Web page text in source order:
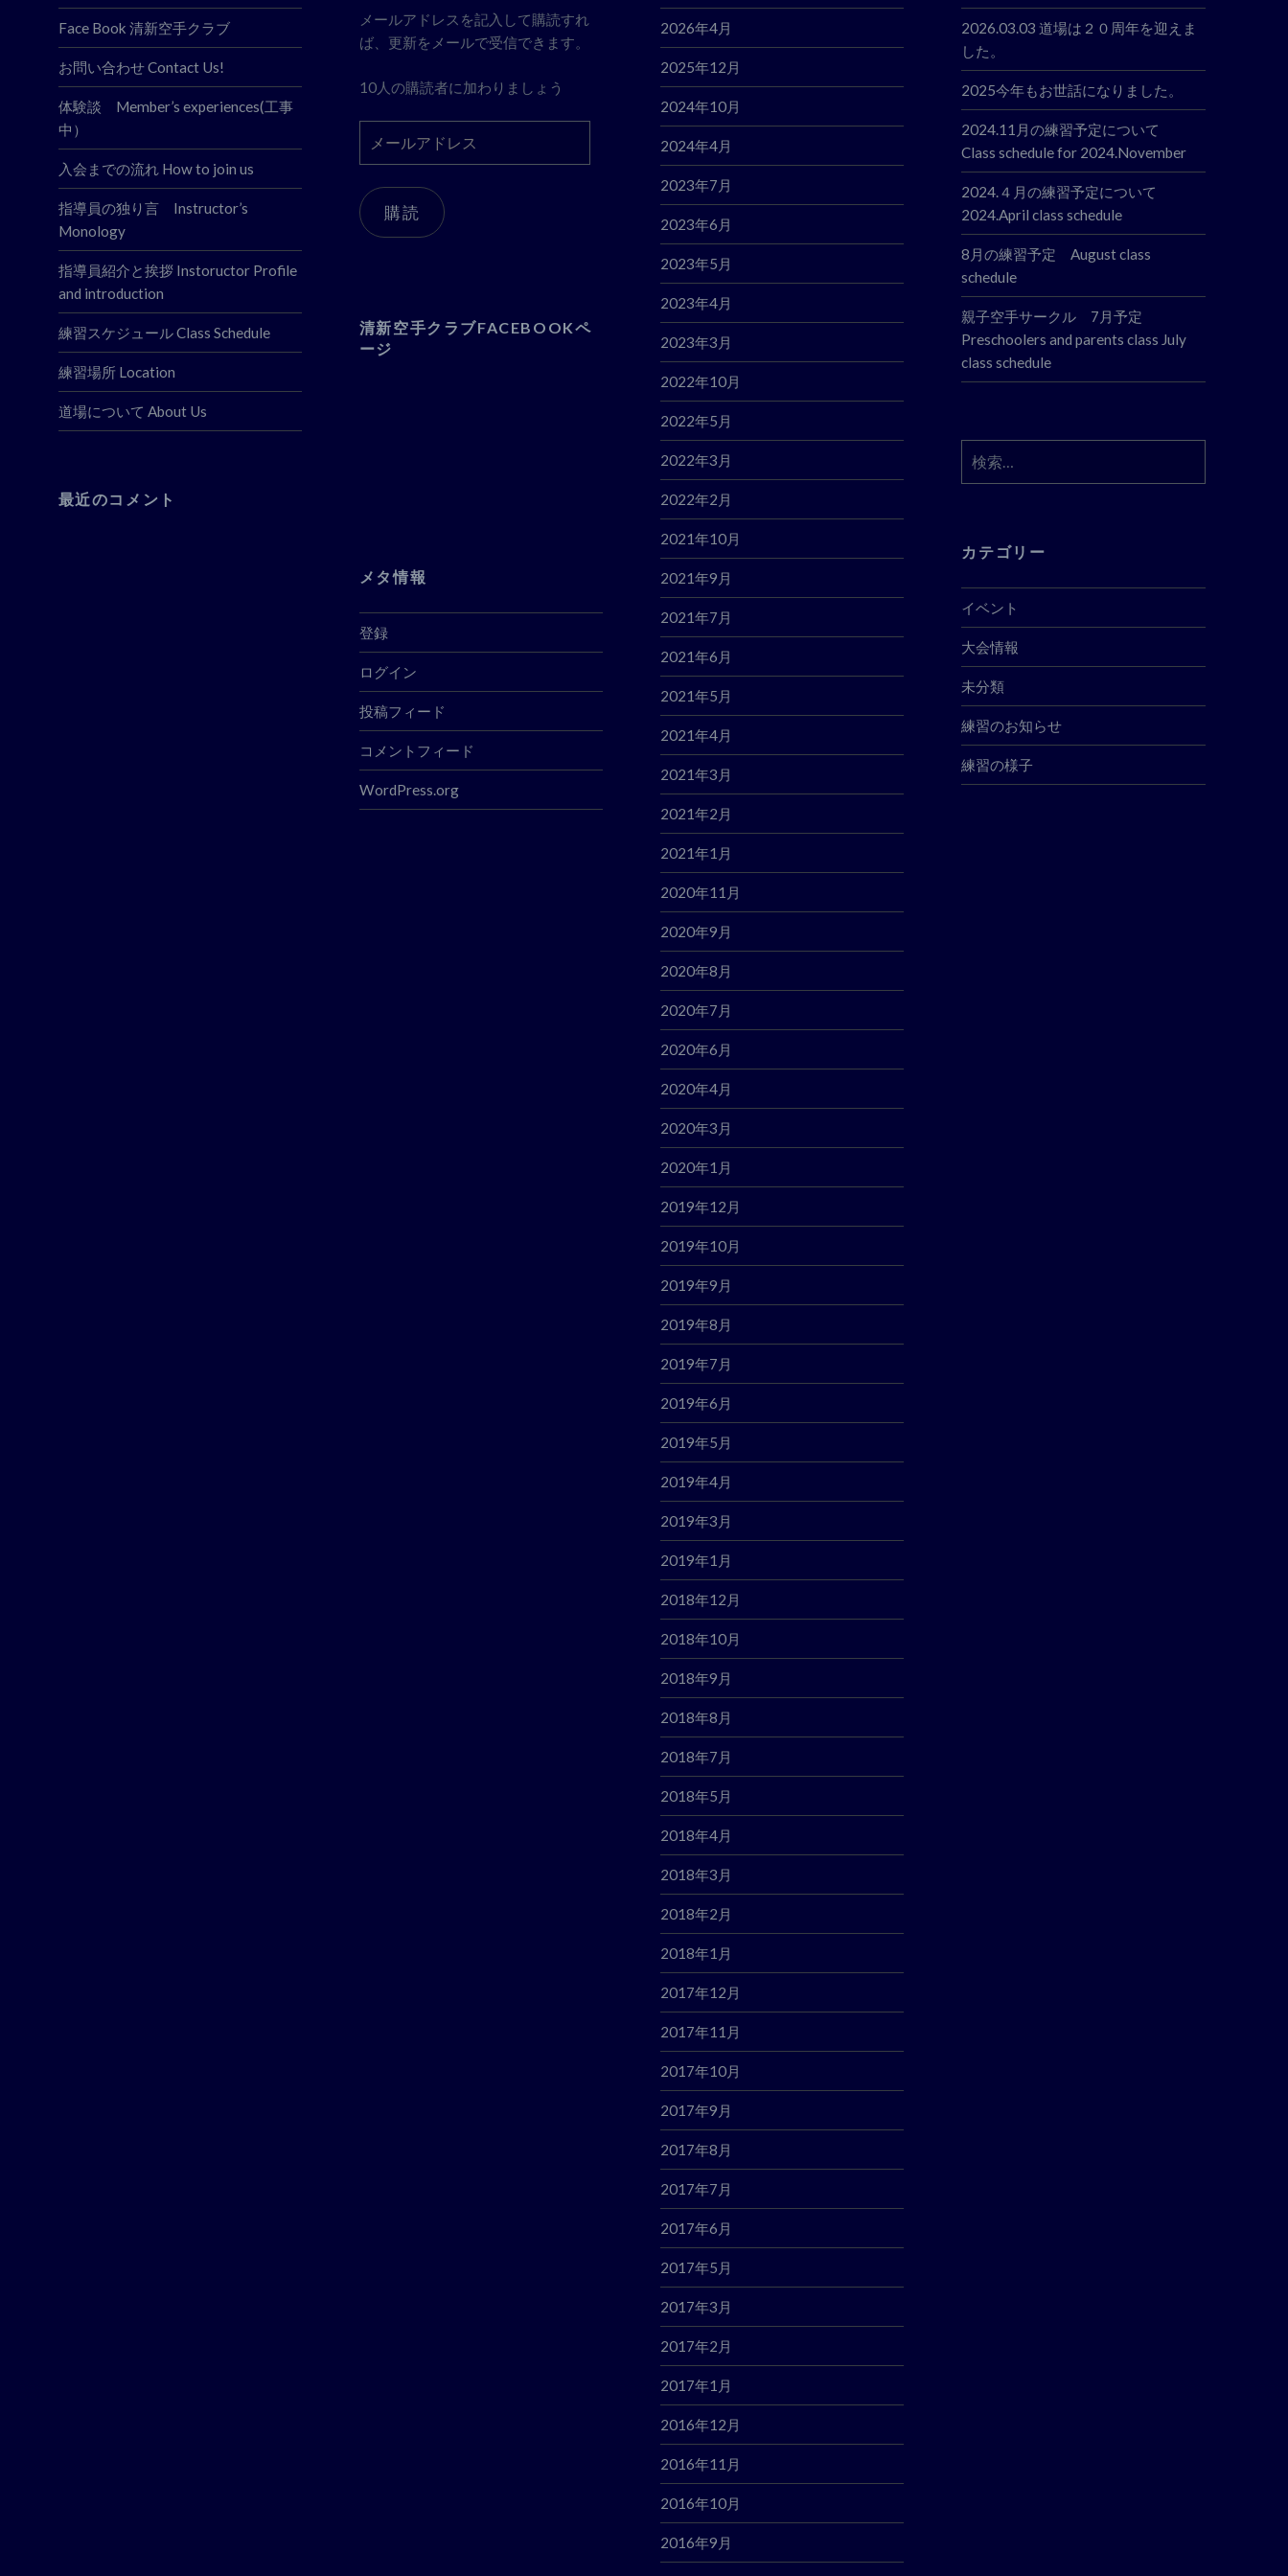
Face Book 清新空手クラブ
お問い合わせ Contact Us!
体験談 Member’s experiences(工事
中）
入会までの流れ How to join us
指導員の独り言 Instructor’s
Monology
指導員紹介と挨拶 Instoructor Profile
and introduction
練習スケジュール Class Schedule
練習場所 Location
道場について About Us
メールアドレスを記入して購読すれ
ば、更新をメールで受信できます。
10人の購読者に加わりましょう
ー
ア
ド
購読
2026年4月
2025年12月
2024年10月
2024年4月
2023年7月
2023年6月
2023年5月
2023年4月
2023年3月
2022年10月
2022年5月
2022年3月
2022年2月
2021年10月
2021年9月
2021年7月
2021年6月
2021年5月
2021年4月
2021年3月
2021年2月
2021年1月
2020年11月
2020年9月
2020年8月
2020年7月
2020年6月
2020年4月
2020年3月
2020年1月
2019年12月
2019年10月
2019年9月
2019年8月
2019年7月
2019年6月
2019年5月
2019年4月
2019年3月
2019年1月
2018年12月
2018年10月
2018年9月
2018年8月
2018年7月
2018年5月
2018年4月
2018年3月
2018年2月
2018年1月
2017年12月
2017年11月
2017年10月
2017年9月
2017年8月
2017年7月
2017年6月
2017年5月
2017年3月
2017年2月
2017年1月
2016年12月
2016年11月
2016年10月
2016年9月
2026.03.03 道場は２０周年を迎えま
した。
2025今年もお世話になりました。
2024.11月の練習予定について
Class schedule for 2024.November
2024.４月の練習予定について
2024.April class schedule
8月の練習予定 August class
schedule
親子空手サークル 7月予定
Preschoolers and parents class July
class schedule
清新空手クラブFACEBOOKペ
ージ
索:
最近のコメント
カテゴリー
イベント
大会情報
未分類
練習のお知らせ
練習の様子
メタ情報
登録
ログイン
投稿フィード
コメントフィード
WordPress.org